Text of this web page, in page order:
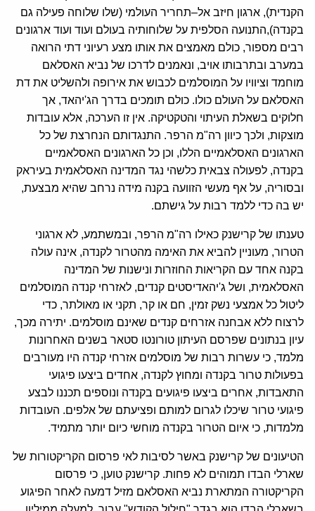
הקנדית), ארגון חיזב אל–תחריר העולמי (שלו שלוחה פעילה גם
בקנדה),התנועה הסלפית על שלוחותיה בעולם ועוד ועוד ארגונים
רבים מספור, כולם מאמצים את אותו מצע רעיוני דתי הרואה
במערב ובתרבותו אויב, ונאמנים לדרכו של נביא האסלאם
מוחמד וציוויו על המוסלמים לכבוש את אירופה ולהשליט את דת
האסלאם על העולם כולו. כולם תומכים בדרך הג'יהאד, אך
חלוקים בשאלת העיתוי והטקטיקה. אין זו הערכה, אלא עובדות
מוצקות, ולכך כיוון רה"מ הרפר. התנגדותם הנחרצת של כל
הארגונים האסלאמיים הללו, וכן כל הארגונים האסלאמיים
בקנדה, לפעולה צבאית כלשהי נגד המדינה האסלאמית בעיראק
ובסוריה, על אף מעשי הזוועה בקנה מידה נרחב שהיא מבצעת,
יש בה כדי ללמד רבות על גישתם.
טענתו של קרישנק כאילו רה"מ הרפר, ובמשתמע, לא ארגוני
הטרור, מעוניין להביא את האימה מהטרור לקנדה, אינה עולה
בקנה אחד עם הקריאות החוזרות ונישנות של המדינה
האסלאמית, ושל ג'יהאדיסטים קנדים, לאזרחי קנדה המוסלמים
ליטול כל אמצעי נשק זמין, חם או קר, תקני או מאולתר, כדי
לרצוח ללא אבחנה אזרחים קנדים שאינם מוסלמים. יתירה מכך,
עיון בנתונים שפרסם העיתון טורונטו סטאר בשנים האחרונות
מלמד, כי עשרות רבות של מוסלמים אזרחי קנדה היו מעורבים
בפעולות טרור בקנדה ומחוץ לקנדה, אחדים ביצעו פיגועי
התאבדות, אחרים ביצעו פיגועים בקנדה ונוספים תכננו לבצע
פיגועי טרור שיכלו לגרום למותם ופציעתם של אלפים. העובדות
מלמדות, כי איום הטרור בקנדה מוחשי כיום יותר מתמיד.
הטיעונים של קרישנק באשר לסיבות לאי פרסום הקריקטורות של
שארלי הבדו תמוהים לא פחות. קרישנק טוען, כי פרסום
הקריקטורה המתארת נביא האסלאם מזיל דמעה לאחר הפיגוע